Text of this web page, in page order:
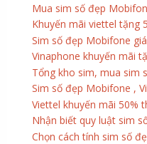
Mua sim số đẹp
Khuyến mãi viettel tặng
Sim số đẹp Mobifone
Vinaphone khuyến mãi
Tổng kho sim, mua sim
Sim số đẹp Mobifone ,
Viettel khuyến mãi 50%
Nhận biết quy luật sim
Chọn cách tính sim số